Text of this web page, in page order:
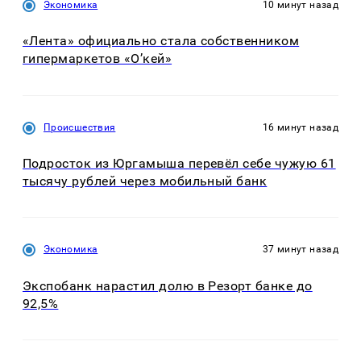
Экономика 10 минут назад
«Лента» официально стала собственником
гипермаркетов «О’кей»
Происшествия 16 минут назад
Подросток из Юргамыша перевёл себе чужую 61
тысячу рублей через мобильный банк
Экономика 37 минут назад
Экспобанк нарастил долю в Резорт банке до
92,5%